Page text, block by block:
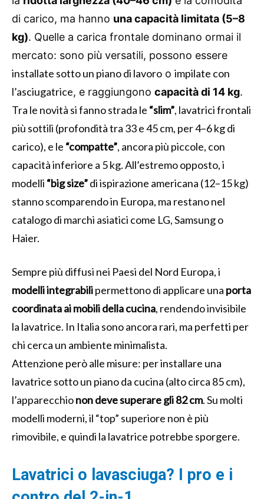
di carico, ma hanno una capacità limitata (5–8
kg). Quelle a carica frontale dominano ormai il
mercato: sono più versatili, possono essere
installate sotto un piano di lavoro o impilate con
l’asciugatrice, e raggiungono capacità di 14 kg.
Tra le novità si fanno strada le “slim”, lavatrici frontali
più sottili (profondità tra 33 e 45 cm, per 4–6 kg di
carico), e le “compatte”, ancora più piccole, con
capacità inferiore a 5 kg. All’estremo opposto, i
modelli “big size”di ispirazione americana (12–15 kg)
stanno scomparendo in Europa, ma restano nel
catalogo di marchi asiatici come LG, Samsung o
Haier.
Sempre più diffusi nei Paesi del Nord Europa, i
modelli integrabilipermettono di applicare una porta
coordinata ai mobili della cucina, rendendo invisibile
la lavatrice. In Italia sono ancora rari, ma perfetti per
chi cerca un ambiente minimalista.
Attenzione però alle misure: per installare una
lavatrice sotto un piano da cucina (alto circa 85 cm),
l’apparecchionon deve superare gli 82 cm. Su molti
modelli moderni, il “top” superiore non è più
rimovibile, e quindi la lavatrice potrebbe sporgere.
Lavatrici o lavasciuga? I pro e i